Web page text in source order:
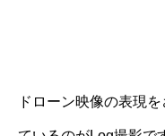
ドローン映像の表現